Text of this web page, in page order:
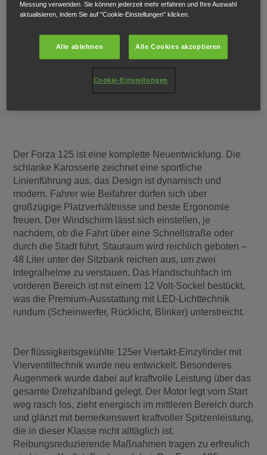
Der Forza 125 ist eine komplette Neuentwicklung. Die
schlanke Karosserie zeichnet eine sportliche
Linienführung aus, das Design ist dynamisch und
modern. Fahrer wie Beifahrer dürfen sich über
großzügige Platzverhältnisse und beste Ergonomie
freuen. Der Windschirm lässt sich einstellen, je
nachdem, ob die Fahrt über eine Schnellstraße oder
durch die Stadt führt. Stauraum wird reichlich geboten –
48 Liter unter der Sitzbank reichen aus, um zwei
Integralhelme zu verstauen. Das Handschuhfach im
vorderen Bereich ist mit einem 12 Volt-Sockel bestückt,
was die Premium-Ausstattung mit LED-Lichttechnik
rundum (Scheinwerfer, Rücklicht, Blinker) unterstreicht.
Der flüssigkeitsgekühlte 125er Viertakt-Einzylinder mit
Vierventiltechnik wurde neu entwickelt. Besonderes
Augenmerk wurde dabei auf kraftvolle Leistung über das
gesamte Drehzahlband gelegt. Der Motor legt vom Start
weg rasch los, zieht energisch im mittleren Bereich durch
und glänzt mit bemerkenswert kraftvoller Spitzenleistung,
die in dieser Klasse nicht alltäglich ist.
Reibungsreduzierende Maßnahmen tragen zu erfreulich
Messung verwenden. Sie können jederzeit mehr erfahren und Ihre Auswahl
aktualisieren, indem Sie auf "Cookie-Einstellungen" klicken.
Alle ablehnen Alle Cookies akzeptieren
Cookie-Einstellungen